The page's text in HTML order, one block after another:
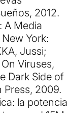
2012.
A Media
York:
Jussi;
Viruses,
Dark Side of
Press, 2009.
la potencia